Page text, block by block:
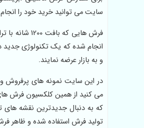
سایت می توانید خرید خود را
انجام شده که یک تکنولوژی جدید
و به بازار عرضه نمایند.
در این سایت نمونه های پرفروش
می کنید از همین کلکسیون فرش
که به دنبال جدیدترین نقشه
تولید فرش استفاده شده و ظاهر